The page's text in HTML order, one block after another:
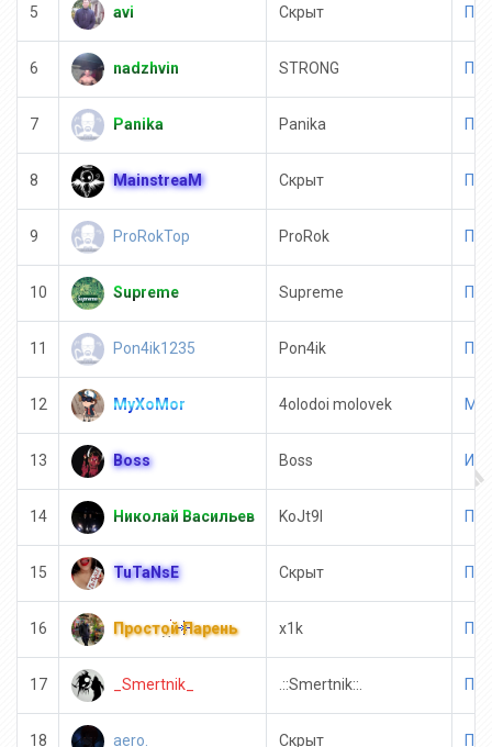
5 avi Скрыт
6 nadzhvin STRONG
7 Panika Panika
8 MainstreaM Скрыт
9 ProRokTop ProRok
10 Supreme Supreme
11 Pon4ik1235 Pon4ik
12 MyXoMor 4olodoi molovek
13 Boss Boss
14 Николай Васильев KoJt9l
15 TuTaNsE Скрыт
16 Простой Парень x1k
17 _Smertnik_ .::Smertnik::.
18 aero. Скрыт